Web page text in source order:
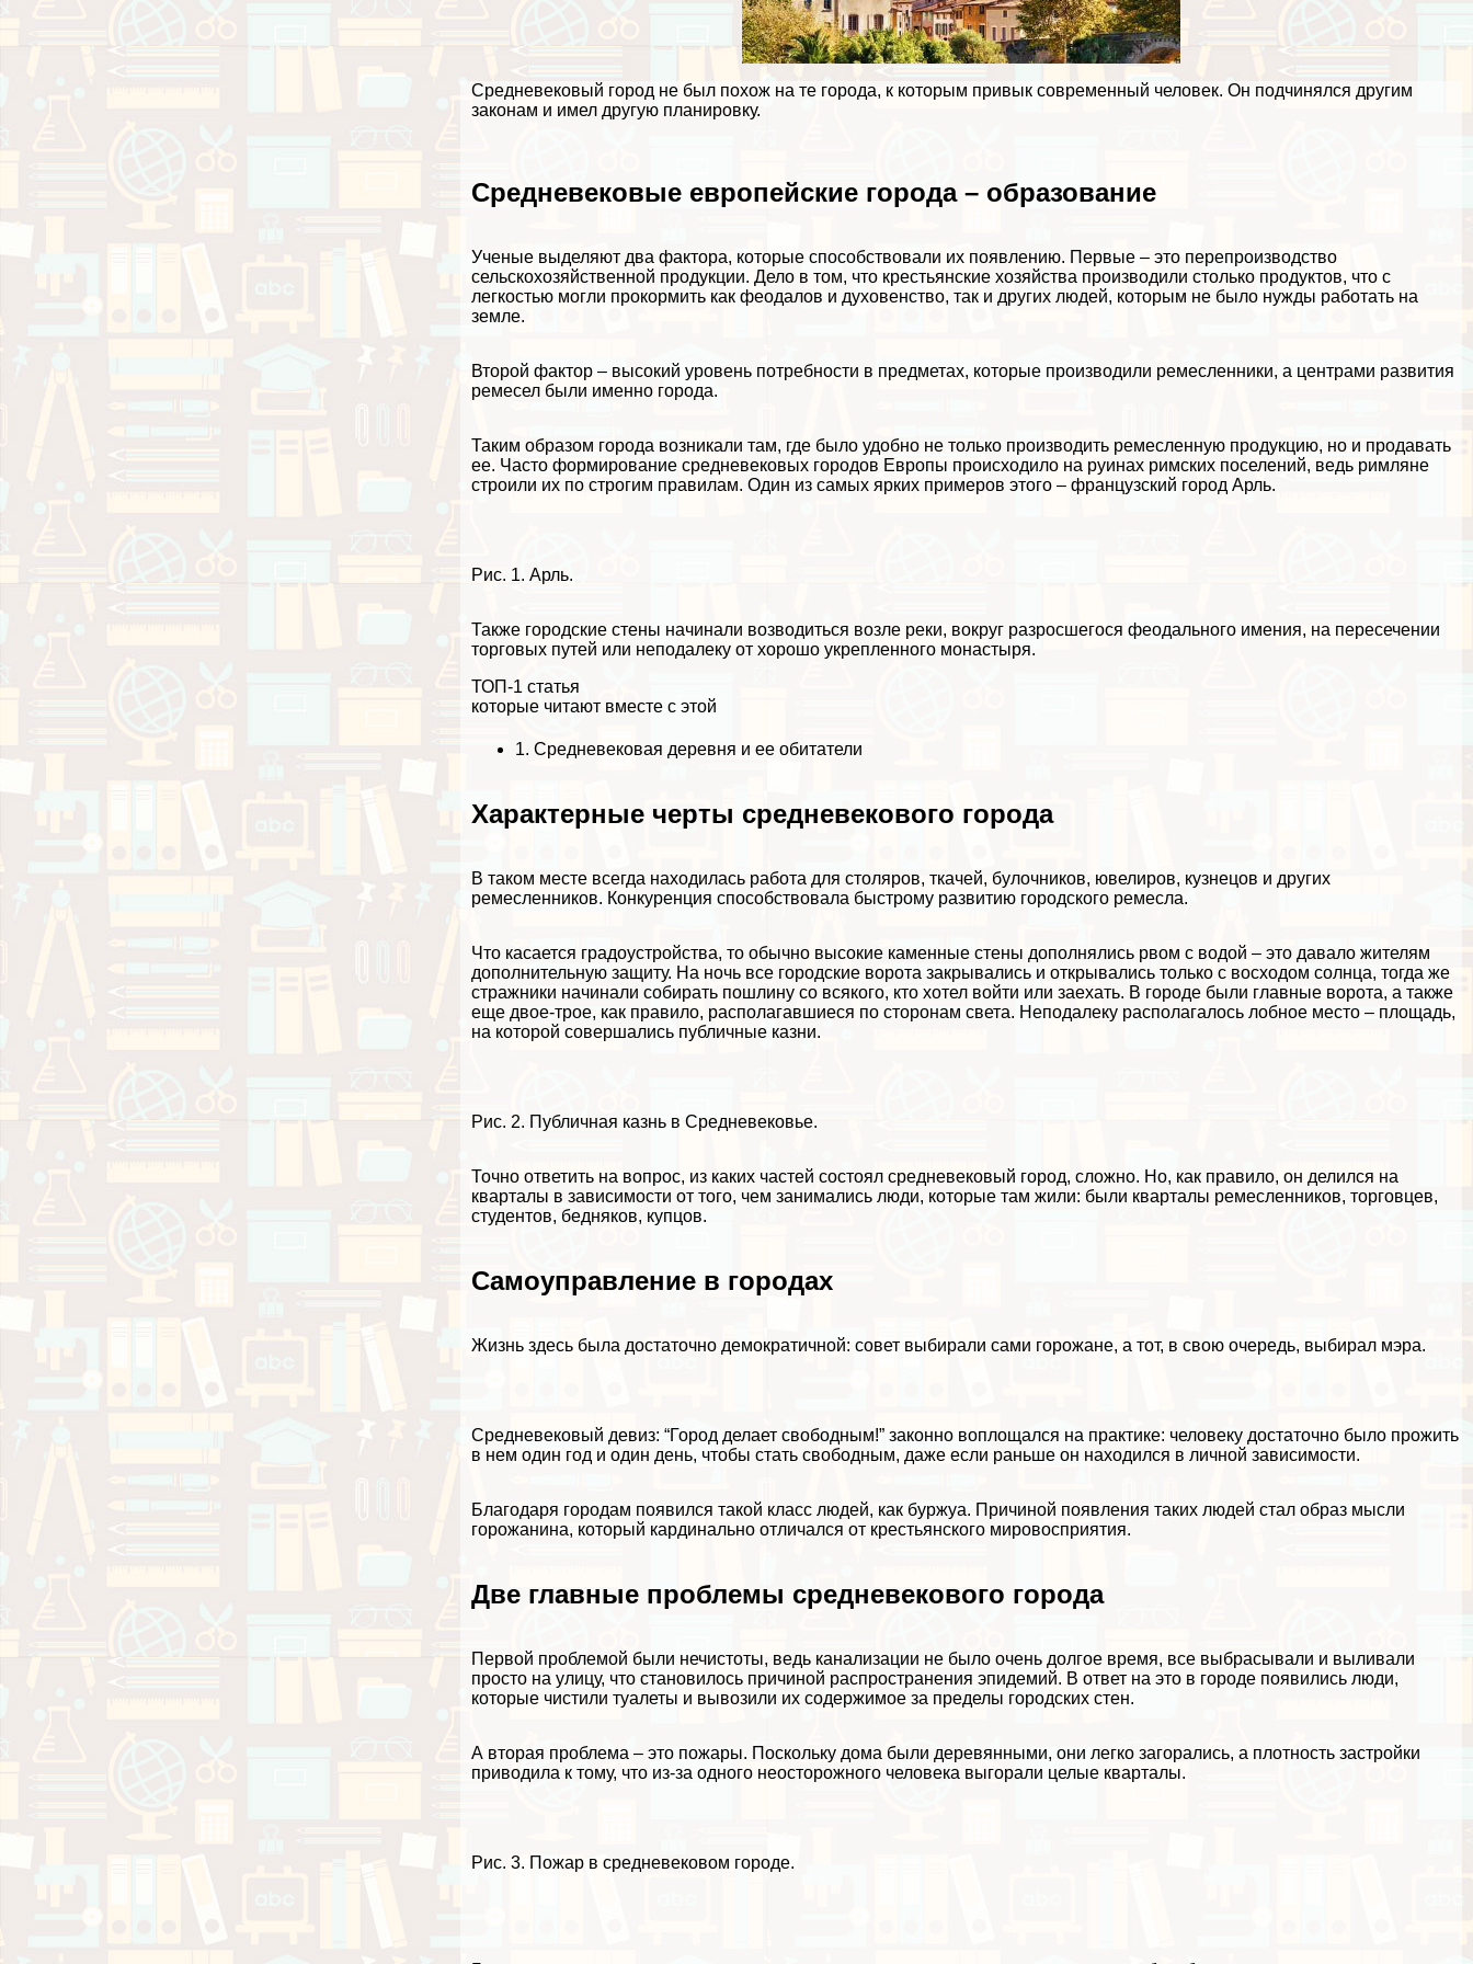
Средневековый город не был похож на те города, к которым привык современный человек. Он подчинялся другим
законам и имел другую планировку.
Средневековые европейские города – образование
Ученые выделяют два фактора, которые способствовали их появлению. Первые – это перепроизводство
сельскохозяйственной продукции. Дело в том, что крестьянские хозяйства производили столько продуктов, что с
легкостью могли прокормить как феодалов и духовенство, так и других людей, которым не было нужды работать на
земле.
Второй фактор – высокий уровень потребности в предметах, которые производили ремесленники, а центрами развития
ремесел были именно города.
Таким образом города возникали там, где было удобно не только производить ремесленную продукцию, но и продавать
ее. Часто формирование средневековых городов Европы происходило на руинах римских поселений, ведь римляне
строили их по строгим правилам. Один из самых ярких примеров этого – французский город Арль.
Рис. 1. Арль.
Также городские стены начинали возводиться возле реки, вокруг разросшегося феодального имения, на пересечении
торговых путей или неподалеку от хорошо укрепленного монастыря.
ТОП-1 статья
которые читают вместе с этой
1. Средневековая деревня и ее обитатели
Хаpaктерные черты средневекового города
В таком месте всегда находилась работа для столяров, ткачей, булочников, ювелиров, кузнецов и других
ремесленников. Конкуренция способствовала быстрому развитию городского ремесла.
Что касается градоустройства, то обычно высокие каменные стены дополнялись рвом с водой – это давало жителям
дополнительную защиту. На ночь все городские ворота закрывались и открывались только с восходом солнца, тогда же
стражники начинали собирать пошлину со всякого, кто хотел войти или заехать. В городе были главные ворота, а также
еще двое-трое, как правило, располагавшиеся по сторонам света. Неподалеку располагалось лобное место – площадь,
на которой совершались публичные казни.
Рис. 2. Публичная казнь в Средневековье.
Точно ответить на вопрос, из каких частей состоял средневековый город, сложно. Но, как правило, он делился на
кварталы в зависимости от того, чем занимались люди, которые там жили: были кварталы ремесленников, торговцев,
студентов, бедняков, купцов.
Самоуправление в городах
Жизнь здесь была достаточно демократичной: совет выбирали сами горожане, а тот, в свою очередь, выбирал мэра.
Средневековый девиз: “Город делает свободным!” законно воплощался на пpaктике: человеку достаточно было прожить
в нем один год и один день, чтобы стать свободным, даже если раньше он находился в личной зависимости.
Благодаря городам появился такой класс людей, как буржуа. Причиной появления таких людей стал образ мысли
горожанина, который кардинально отличался от крестьянского мировосприятия.
Две главные проблемы средневекового города
Первой проблемой были нечистоты, ведь канализации не было очень долгое время, все выбрасывали и выливали
просто на улицу, что становилось причиной распространения эпидемий. В ответ на это в городе появились люди,
которые чистили туалеты и вывозили их содержимое за пределы городских стен.
А вторая проблема – это пожары. Поскольку дома были деревянными, они легко загорались, а плотность застройки
приводила к тому, что из-за одного неосторожного человека выгорали целые кварталы.
Рис. 3. Пожар в средневековом городе.